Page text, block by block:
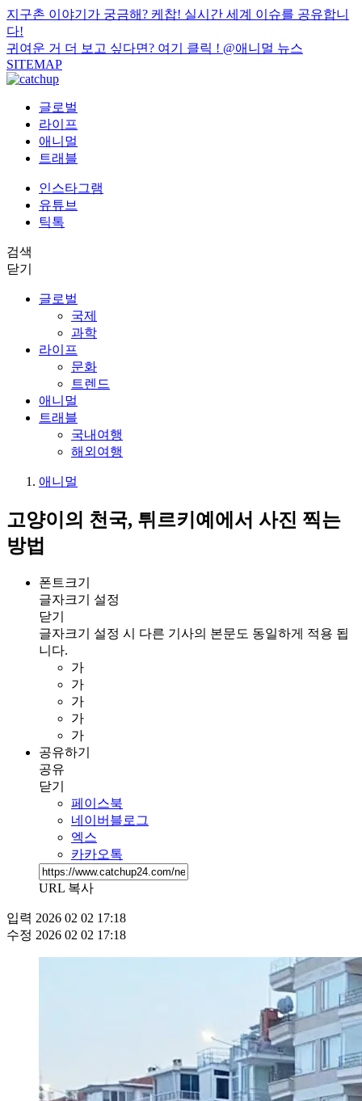
지구촌 이야기가 궁금해? 케찹! 실시간 세계 이슈를 공유합니
다!
귀여운 거 더 보고 싶다면? 여기 클릭 ! @애니멀 뉴스
SITEMAP
글로벌
라이프
애니멀
트래블
인스타그램
유튜브
틱톡
검색
닫기
글로벌
국제
과학
라이프
문화
트렌드
애니멀
트래블
국내여행
해외여행
애니멀
고양이의 천국, 튀르키예에서 사진 찍는
방법
폰트크기
글자크기 설정
닫기
글자크기 설정 시 다른 기사의 본문도 동일하게 적용 됩
니다.
가
가
가
가
가
공유하기
공유
닫기
페이스북
네이버블로그
엑스
카카오톡
URL 복사
입력 2026 02 02 17:18
수정 2026 02 02 17:18